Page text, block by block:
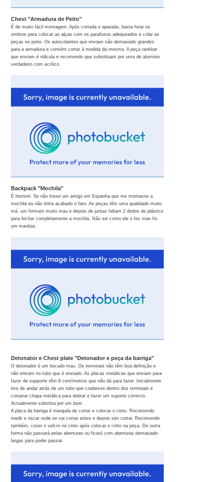
Chest "Armadura de Peito"
É de muito fácil montagem. Após cortada e aparada, basta furar os
ombros para colocar as alças com os parafusos adequeados e colar as
peças no peito. Os autocolantes que enviam são demasiado grandes
para a armadura e convém cortar à medida da mesma. A peça rankbar
que enviam é ridicula e recomendo que substituam por uma de aluminio
verdadeiro com acrílico.
Backpack "Mochila"
É horrivel. Se não fosse um amigo em Espanha que me montasse a
mochila eu não tinha acabado o fato. As peças têm uma qualidade muito
má, um formato muito mau e depois de juntas faltam 2 dedos de plástico
para fechar completamente a mochila. Não sei como ele o fez mas foi
um manitas.
Detonator e Chest plate "Detonador e peça da barriga"
O detonador é um bocado mau. Os terminais não têm boa definição e
não entram no tubo que é enviado. As placas metálicas que enviam para
fazer de supporte têm 8 centímetros que não dá para fazer. Inicialmente
tive de andar atrás de um tubo que coubesse dentro dos terminais e
comprar chapa metálica para dobrar e fazer um suporte correcto.
Actualmente substitui por um bom
A placa da barriga é tranquila de cortar e colocar o cinto. Recomendo
medir e riscar onde se vai cortar antes e depois sim cortar. Recomendo
também, coser o velcro no cinto após colocar o cinto na peça. De outra
forma não passará pelas aberturas ou ficará com aberturas demasiado
largas para poder passar.